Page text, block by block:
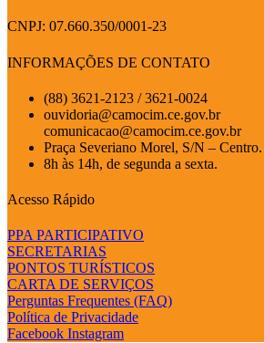
CNPJ: 07.660.350/0001-23
INFORMAÇÕES DE CONTATO
(88) 3621-2123 / 3621-0024
ouvidoria@camocim.ce.gov.br
comunicacao@camocim.ce.gov.br
Praça Severiano Morel, S/N –
8h às 14h, de segunda a sexta.
Acesso Rápido
PPA PARTICIPATIVO
SECRETARIAS
PONTOS TURÍSTICOS
CARTA DE SERVIÇOS
Perguntas Frequentes (FAQ)
Política de Privacidade
Facebook Instagram